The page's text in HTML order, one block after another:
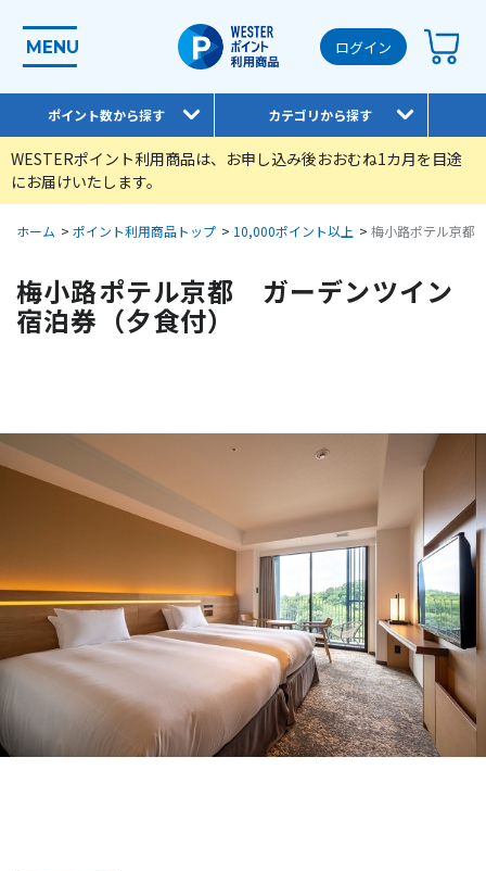
MENU ログイン
ポイント数から探す カテゴリから探す
WESTERポイント利用商品は、お申し込み後おおむね1カ月を目途
にお届けいたします。
ホーム > ポイント利用商品トップ > 10,000ポイント以上 > 梅小路ポテル京都
梅小路ポテル京都 ガーデンツイン
宿泊券（夕食付）